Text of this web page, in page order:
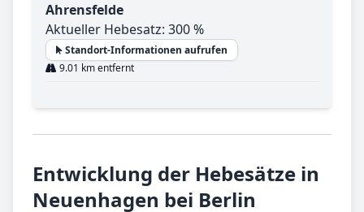
Ahrensfelde
Aktueller Hebesatz: 300 %
Standort-Informationen aufrufen
9.01 km entfernt
Entwicklung der Hebesätze in
Neuenhagen bei Berlin